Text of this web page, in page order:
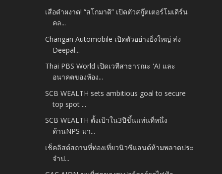
เสือดำผงาด! “สโกมาดิ” เปิดตัวสกู๊ตเตอร์โมเดิร์น
คล...
Changan Automobile เปิดตัวอย่างยิ่งใหญ่ ส่ง
Deepal...
Thai PBS World เปิดเวทีสาธารณะ 'AI และ
อนาคตของห้อง...
SCB WEALTH sets ambitious goal to secure
top spot ...
SCB WEALTH ตั้งเป้าใน3ปีขึ้นแท่นที่หนึ่ง
ด้านNPS-มา...
เช็คลิสต์สถานที่ท่องเที่ยวนิวซีแลนด์ห้ามพลาดประ
จำป...